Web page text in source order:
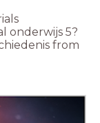
onderwijs 5?
from